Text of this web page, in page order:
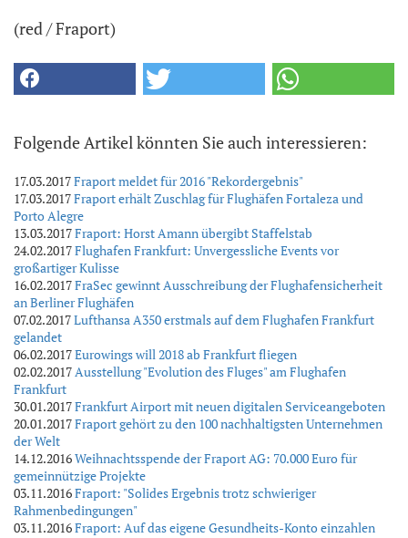
(red / Fraport)
Folgende Artikel könnten Sie auch interessieren:
17.03.2017Fraport meldet für 2016 "Rekordergebnis"
17.03.2017Fraport erhält Zuschlag für Flughäfen Fortaleza und
Porto Alegre
13.03.2017Fraport: Horst Amann übergibt Staffelstab
24.02.2017Flughafen Frankfurt: Unvergessliche Events vor
großartiger Kulisse
16.02.2017FraSec gewinnt Ausschreibung der Flughafensicherheit
an Berliner Flughäfen
07.02.2017Lufthansa A350 erstmals auf dem Flughafen Frankfurt
gelandet
06.02.2017Eurowings will 2018 ab Frankfurt fliegen
02.02.2017Ausstellung "Evolution des Fluges" am Flughafen
Frankfurt
30.01.2017Frankfurt Airport mit neuen digitalen Serviceangeboten
20.01.2017Fraport gehört zu den 100 nachhaltigsten Unternehmen
der Welt
14.12.2016Weihnachtsspende der Fraport AG: 70.000 Euro für
gemeinnützige Projekte
03.11.2016Fraport: "Solides Ergebnis trotz schwieriger
Rahmenbedingungen"
03.11.2016Fraport: Auf das eigene Gesundheits-Konto einzahlen